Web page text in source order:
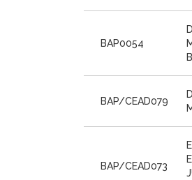
BAP0054
BAP/CEAD079
BAP/CEAD073